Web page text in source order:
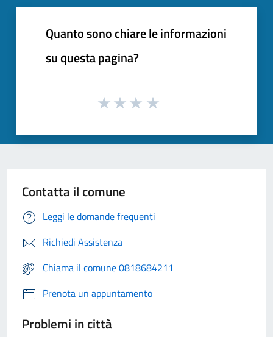
Quanto sono chiare le informazioni
su questa pagina?
Contatta il comune
Leggi le domande frequenti
Richiedi Assistenza
Chiama il comune 0818684211
Prenota un appuntamento
Problemi in città